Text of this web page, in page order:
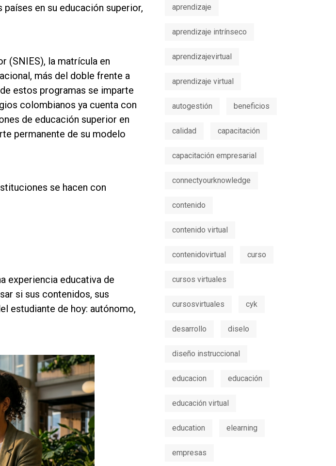
en su educación superior,
(SNIES), la matrícula en
más del doble frente a
estos programas se imparte
colombianos ya cuenta con
de educación superior en
permanente de su modelo
se hacen con
experiencia educativa de
si sus contenidos, sus
estudiante de hoy: autónomo,
aprendizaje
aprendizaje intrínseco
aprendizajevirtual
aprendizaje virtual
autogestión beneficios
calidad capacitación
capacitación empresarial
connectyourknowledge
contenido
contenido virtual
contenidovirtual curso
cursos virtuales
cursosvirtuales cyk
desarrollo diselo
diseño instruccional
educacion educación
educación virtual
education elearning
empresas